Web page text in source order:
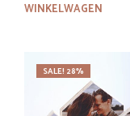
WINKELWAGEN
SALE! 28%